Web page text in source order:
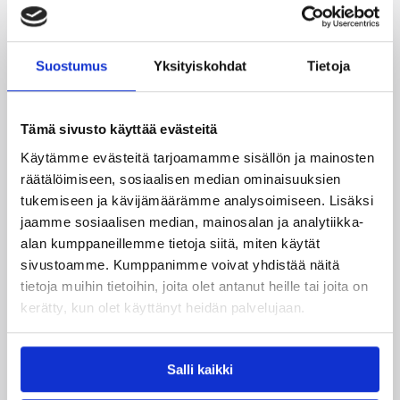
Suostumus Yksityiskohdat Tietoja
Tämä sivusto käyttää evästeitä
Käytämme evästeitä tarjoamamme sisällön ja mainosten
räätälöimiseen, sosiaalisen median ominaisuuksien
tukemiseen ja kävijämäärämme analysoimiseen. Lisäksi
jaamme sosiaalisen median, mainosalan ja analytiikka-
alan kumppaneillemme tietoja siitä, miten käytät
sivustoamme. Kumppanimme voivat yhdistää näitä
tietoja muihin tietoihin, joita olet antanut heille tai joita on
kerätty, kun olet käyttänyt heidän palvelujaan.
Salli kaikki
puolestaan enää jäljellä kourallinen vierekkäisiä
Yleiset 06.08.2026 09:31
3×3-koripallon Suomen
mestarit edustavat Suomea